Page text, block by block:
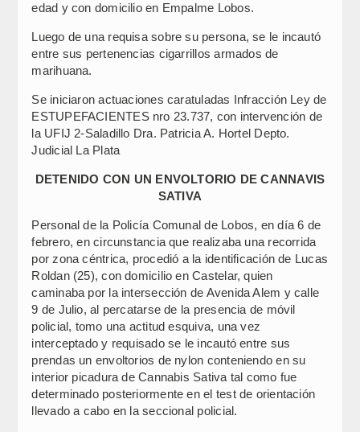
edad y con domicilio en Empalme Lobos.
Luego de una requisa sobre su persona, se le incautó
entre sus pertenencias cigarrillos armados de
marihuana.
Se iniciaron actuaciones caratuladas Infracción Ley de
ESTUPEFACIENTES nro 23.737, con intervención de
la UFIJ 2-Saladillo Dra. Patricia A. Hortel Depto.
Judicial La Plata
DETENIDO CON UN ENVOLTORIO DE CANNAVIS
SATIVA
Personal de la Policía Comunal de Lobos, en día 6 de
febrero, en circunstancia que realizaba una recorrida
por zona céntrica, procedió a la identificación de Lucas
Roldan (25), con domicilio en Castelar, quien
caminaba por la intersección de Avenida Alem y calle
9 de Julio, al percatarse de la presencia de móvil
policial, tomo una actitud esquiva, una vez
interceptado y requisado se le incautó entre sus
prendas un envoltorios de nylon conteniendo en su
interior picadura de Cannabis Sativa tal como fue
determinado posteriormente en el test de orientación
llevado a cabo en la seccional policial.